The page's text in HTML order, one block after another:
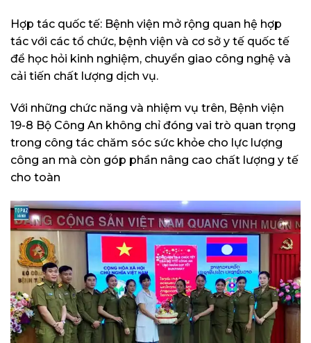
Hợp tác quốc tế: Bệnh viện mở rộng quan hệ hợp
tác với các tổ chức, bệnh viện và cơ sở y tế quốc tế
để học hỏi kinh nghiệm, chuyển giao công nghệ và
cải tiến chất lượng dịch vụ.
Với những chức năng và nhiệm vụ trên, Bệnh viện
19-8 Bộ Công An không chỉ đóng vai trò quan trọng
trong công tác chăm sóc sức khỏe cho lực lượng
công an mà còn góp phần nâng cao chất lượng y tế
cho toàn